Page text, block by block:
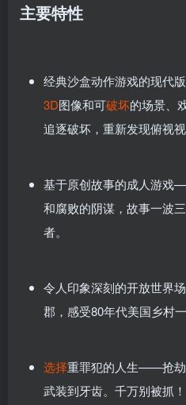
主要特性
经典沙盒动作游戏的现代
3D图像和可破坏的场景、
追逐破坏，重新发现俯视视
基于原创故事的成人游戏
和腐败的阴谋，故事一波
者。
令人印象深刻的开放世界
郡，感受80年代美国乡村
选择重罪犯的人生——抢劫
武装到牙齿。千万别被抓！